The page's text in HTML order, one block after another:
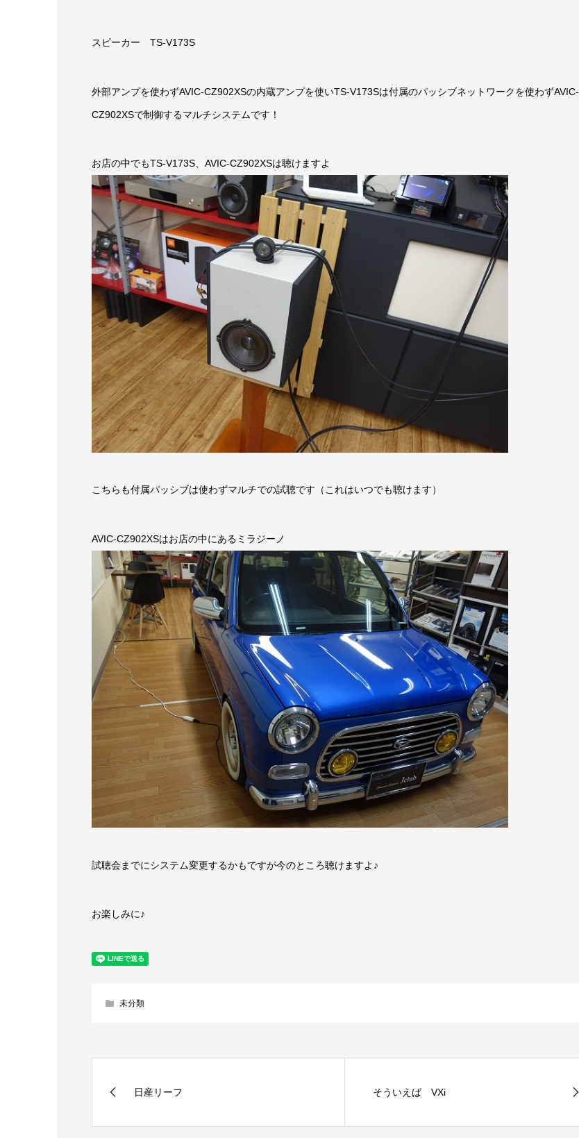
スピーカー TS-V173S
外部アンプを使わずAVIC-CZ902XSの内蔵アンプを使いTS-V173Sは付属のパッシブネットワークを使わずAVIC-
CZ902XSで制御するマルチシステムです！
お店の中でもTS-V173S、AVIC-CZ902XSは聴けますよ
こちらも付属パッシブは使わずマルチでの試聴です（これはいつでも聴けます）
AVIC-CZ902XSはお店の中にあるミラジーノ
試聴会までにシステム変更するかもですが今のところ聴けますよ♪
お楽しみに♪
未分類
日産リーフ そういえば VXi